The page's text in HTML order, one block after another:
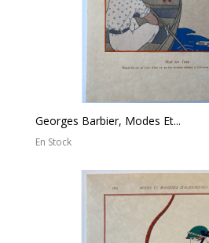
Georges Barbier, Modes Et...
En Stock